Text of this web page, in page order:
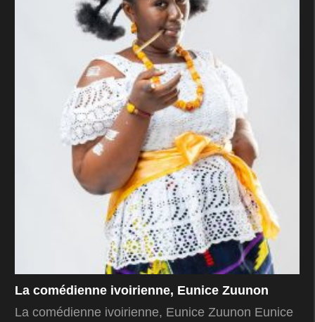
La comédienne ivoirienne, Eunice Zuunon
La comédienne ivoirienne, Eunice Zuunon Eunice